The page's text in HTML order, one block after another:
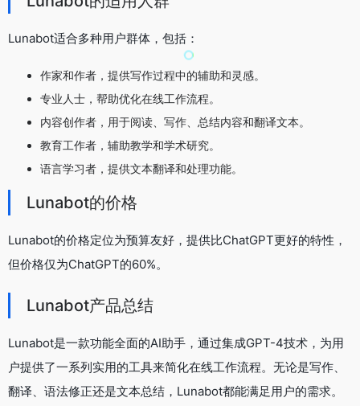
Lunabot适合多种用户群体，包括：
作家和作者，提供写作过程中的辅助和灵感。
专业人士，帮助优化在线工作流程。
内容创作者，用于阅读、写作、总结内容和翻译文本。
教育工作者，辅助教学和学术研究。
语言学习者，提供文本翻译和处理功能。
Lunabot的价格
Lunabot的价格定位为预算友好，提供比ChatGPT更好的特性，
但价格仅为ChatGPT的60%。
Lunabot产品总结
Lunabot是一款功能全面的AI助手，通过集成GPT-4技术，为用
户提供了一系列实用的工具来简化在线工作流程。无论是写作、
翻译、语法修正还是文本总结，Lunabot都能满足用户的需求。